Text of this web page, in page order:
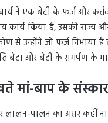
ने एक बेटी के फर्ज और
कार्य किया है, उसकी राज्य
से उन्होंने जो फर्ज निभाया
बेटा और बेटी के समर्पण के
मां-बाप के
लालन-पालन का असर कहीं ना